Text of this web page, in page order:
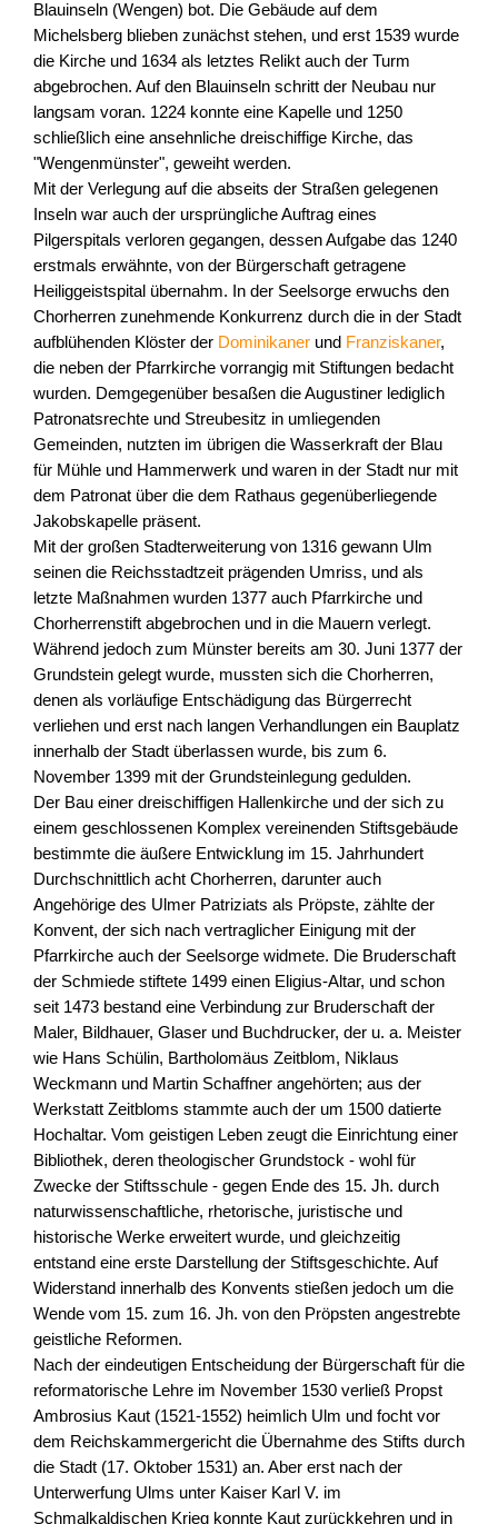
Blauinseln (Wengen) bot. Die Gebäude auf dem
Michelsberg blieben zunächst stehen, und erst 1539 wurde
die Kirche und 1634 als letztes Relikt auch der Turm
abgebrochen. Auf den Blauinseln schritt der Neubau nur
langsam voran. 1224 konnte eine Kapelle und 1250
schließlich eine ansehnliche dreischiffige Kirche, das
"Wengenmünster", geweiht werden.
Mit der Verlegung auf die abseits der Straßen gelegenen
Inseln war auch der ursprüngliche Auftrag eines
Pilgerspitals verloren gegangen, dessen Aufgabe das 1240
erstmals erwähnte, von der Bürgerschaft getragene
Heiliggeistspital übernahm. In der Seelsorge erwuchs den
Chorherren zunehmende Konkurrenz durch die in der Stadt
aufblühenden Klöster der Dominikaner und Franziskaner,
die neben der Pfarrkirche vorrangig mit Stiftungen bedacht
wurden. Demgegenüber besaßen die Augustiner lediglich
Patronatsrechte und Streubesitz in umliegenden
Gemeinden, nutzten im übrigen die Wasserkraft der Blau
für Mühle und Hammerwerk und waren in der Stadt nur mit
dem Patronat über die dem Rathaus gegenüberliegende
Jakobskapelle präsent.
Mit der großen Stadterweiterung von 1316 gewann Ulm
seinen die Reichsstadtzeit prägenden Umriss, und als
letzte Maßnahmen wurden 1377 auch Pfarrkirche und
Chorherrenstift abgebrochen und in die Mauern verlegt.
Während jedoch zum Münster bereits am 30. Juni 1377 der
Grundstein gelegt wurde, mussten sich die Chorherren,
denen als vorläufige Entschädigung das Bürgerrecht
verliehen und erst nach langen Verhandlungen ein Bauplatz
innerhalb der Stadt überlassen wurde, bis zum 6.
November 1399 mit der Grundsteinlegung gedulden.
Der Bau einer dreischiffigen Hallenkirche und der sich zu
einem geschlossenen Komplex vereinenden Stiftsgebäude
bestimmte die äußere Entwicklung im 15. Jahrhundert
Durchschnittlich acht Chorherren, darunter auch
Angehörige des Ulmer Patriziats als Pröpste, zählte der
Konvent, der sich nach vertraglicher Einigung mit der
Pfarrkirche auch der Seelsorge widmete. Die Bruderschaft
der Schmiede stiftete 1499 einen Eligius-Altar, und schon
seit 1473 bestand eine Verbindung zur Bruderschaft der
Maler, Bildhauer, Glaser und Buchdrucker, der u. a. Meister
wie Hans Schülin, Bartholomäus Zeitblom, Niklaus
Weckmann und Martin Schaffner angehörten; aus der
Werkstatt Zeitbloms stammte auch der um 1500 datierte
Hochaltar. Vom geistigen Leben zeugt die Einrichtung einer
Bibliothek, deren theologischer Grundstock - wohl für
Zwecke der Stiftsschule - gegen Ende des 15. Jh. durch
naturwissenschaftliche, rhetorische, juristische und
historische Werke erweitert wurde, und gleichzeitig
entstand eine erste Darstellung der Stiftsgeschichte. Auf
Widerstand innerhalb des Konvents stießen jedoch um die
Wende vom 15. zum 16. Jh. von den Pröpsten angestrebte
geistliche Reformen.
Nach der eindeutigen Entscheidung der Bürgerschaft für die
reformatorische Lehre im November 1530 verließ Propst
Ambrosius Kaut (1521-1552) heimlich Ulm und focht vor
dem Reichskammergericht die Übernahme des Stifts durch
die Stadt (17. Oktober 1531) an. Aber erst nach der
Unterwerfung Ulms unter Kaiser Karl V. im
Schmalkaldischen Krieg konnte Kaut zurückkehren und in